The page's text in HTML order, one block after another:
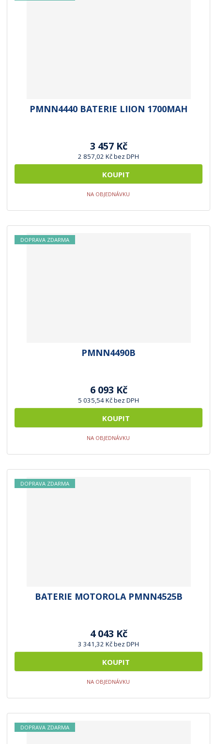
PMNN4440 BATERIE LIION 1700MAH
3 457 Kč
2 857,02 Kč bez DPH
KOUPIT
NA OBJEDNÁVKU
DOPRAVA ZDARMA
PMNN4490B
6 093 Kč
5 035,54 Kč bez DPH
KOUPIT
NA OBJEDNÁVKU
DOPRAVA ZDARMA
BATERIE MOTOROLA PMNN4525B
4 043 Kč
3 341,32 Kč bez DPH
KOUPIT
NA OBJEDNÁVKU
DOPRAVA ZDARMA